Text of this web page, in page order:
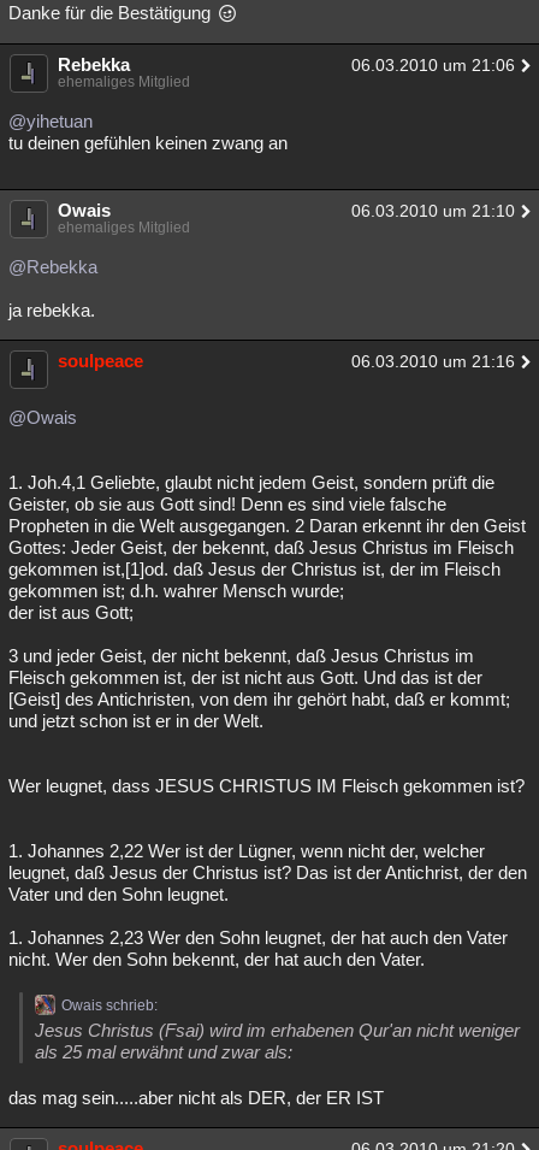
Danke für die Bestätigung
Rebekka 06.03.2010 um 21:06
ehemaliges Mitglied
@yihetuan
tu deinen gefühlen keinen zwang an
Owais 06.03.2010 um 21:10
ehemaliges Mitglied
@Rebekka
ja rebekka.
soulpeace 06.03.2010 um 21:16
@Owais
1. Joh.4,1 Geliebte, glaubt nicht jedem Geist, sondern prüft die
Geister, ob sie aus Gott sind! Denn es sind viele falsche
Propheten in die Welt ausgegangen. 2 Daran erkennt ihr den Geist
Gottes: Jeder Geist, der bekennt, daß Jesus Christus im Fleisch
gekommen ist,[1]od. daß Jesus der Christus ist, der im Fleisch
gekommen ist; d.h. wahrer Mensch wurde;
der ist aus Gott;
3 und jeder Geist, der nicht bekennt, daß Jesus Christus im
Fleisch gekommen ist, der ist nicht aus Gott. Und das ist der
[Geist] des Antichristen, von dem ihr gehört habt, daß er kommt;
und jetzt schon ist er in der Welt.
Wer leugnet, dass JESUS CHRISTUS IM Fleisch gekommen ist?
1. Johannes 2,22 Wer ist der Lügner, wenn nicht der, welcher
leugnet, daß Jesus der Christus ist? Das ist der Antichrist, der den
Vater und den Sohn leugnet.
1. Johannes 2,23 Wer den Sohn leugnet, der hat auch den Vater
nicht. Wer den Sohn bekennt, der hat auch den Vater.
Owais schrieb:
Jesus Christus (Fsai) wird im erhabenen Qur'an nicht weniger
als 25 mal erwähnt und zwar als:
das mag sein.....aber nicht als DER, der ER IST